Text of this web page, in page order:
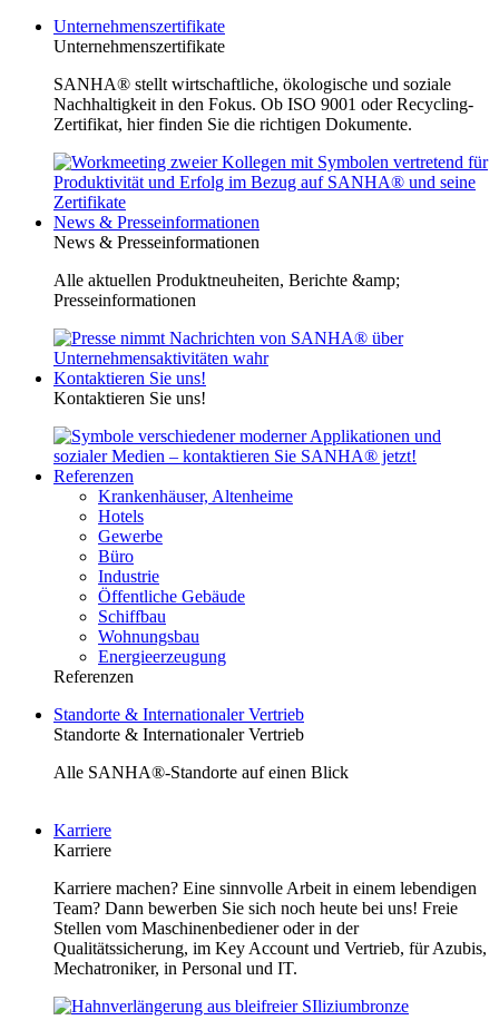
Unternehmenszertifikate
Unternehmenszertifikate
SANHA® stellt wirtschaftliche, ökologische und soziale
Nachhaltigkeit in den Fokus. Ob ISO 9001 oder Recycling-
Zertifikat, hier finden Sie die richtigen Dokumente.
News & Presseinformationen
News & Presseinformationen
Alle aktuellen Produktneuheiten, Berichte &amp;
Presseinformationen
Kontaktieren Sie uns!
Kontaktieren Sie uns!
Referenzen
Krankenhäuser, Altenheime
Hotels
Gewerbe
Büro
Industrie
Öffentliche Gebäude
Schiffbau
Wohnungsbau
Energieerzeugung
Referenzen
Standorte & Internationaler Vertrieb
Standorte & Internationaler Vertrieb
Alle SANHA®-Standorte auf einen Blick
Karriere
Karriere
Karriere machen? Eine sinnvolle Arbeit in einem lebendigen
Team? Dann bewerben Sie sich noch heute bei uns! Freie
Stellen vom Maschinenbediener oder in der
Qualitätssicherung, im Key Account und Vertrieb, für Azubis,
Mechatroniker, in Personal und IT.